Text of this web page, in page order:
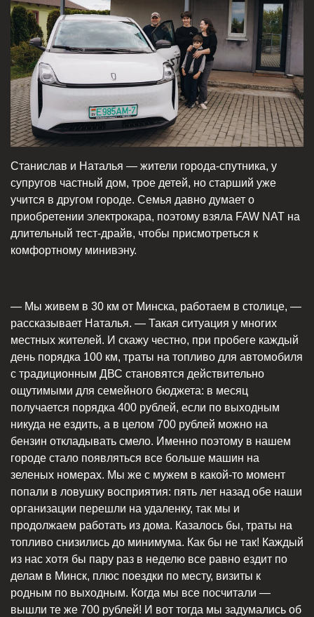
Станислав и Наталья — жители города-спутника, у
супругов частный дом, трое детей, но старший уже
учится в другом городе. Семья давно думает о
приобретении электрокара, поэтому взяла FAW NAT на
длительный тест-драйв, чтобы присмотреться к
комфортному минивэну.
— Мы живем в 30 км от Минска, работаем в столице, —
рассказывает Наталья. — Такая ситуация у многих
местных жителей. И скажу честно, при пробеге каждый
день порядка 100 км, траты на топливо для автомобиля
с традиционным ДВС становятся действительно
ощутимыми для семейного бюджета: в месяц
получается порядка 400 рублей, если по выходным
никуда не ездить, а в целом 700 рублей можно на
бензин откладывать смело. Именно поэтому в нашем
городе стало появляться все больше машин на
зеленых номерах. Мы же с мужем в какой-то момент
попали в ловушку восприятия: пять лет назад обе наши
организации перешли на удаленку, так мы и
продолжаем работать из дома. Казалось бы, траты на
топливо снизились до минимума. Как бы не так! Каждый
из нас хотя бы пару раз в неделю все равно ездит по
делам в Минск, плюс поездки по месту, визиты к
родным по выходным. Когда мы все посчитали —
вышли те же 700 рублей! И вот тогда мы задумались об